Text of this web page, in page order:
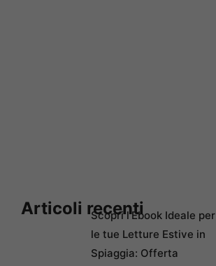
Articoli recentiScopri l’Ebook Ideale per
le tue Letture Estive in
Spiaggia: Offerta